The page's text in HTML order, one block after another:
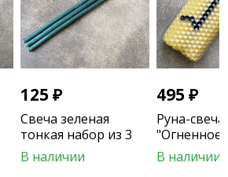
125₽
Свеча зеленая
тонкая набор из 3
шт
В наличии
495₽
Руна-свеча
"Огненное
очищение"
В наличии